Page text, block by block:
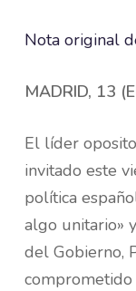
Nota original
MADRID, 13
El líder
invitado este
política
algo unitario»
del Gobierno,